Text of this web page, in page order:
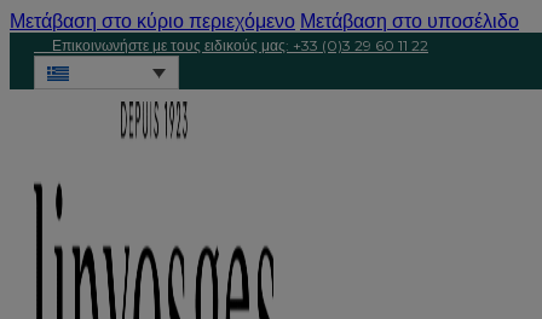
Μετάβαση στο κύριο περιεχόμενο Μετάβαση στο υποσέλιδο
Επικοινωνήστε με τους ειδικούς μας: +33 (0)3 29 60 11 22